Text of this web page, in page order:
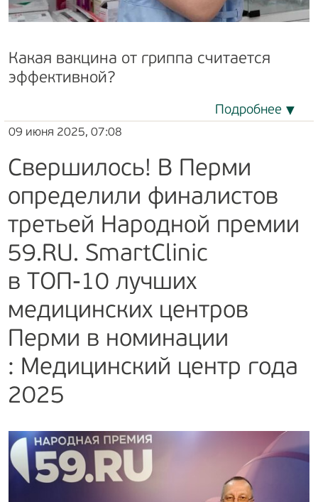
Какая вакцина от гриппа считается
эффективной?
Подробнее
09 июня 2025, 07:08
Свершилось! В Перми
определили финалистов
третьей Народной премии
59.RU. SmartClinic
в ТОП-10 лучших
медицинских центров
Перми в номинации
: Медицинский центр года
2025